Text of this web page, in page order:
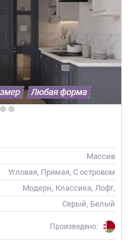
Массив
Угловая, Прямая, С островом
Модерн, Классика, Лофт,
Скандинавский, Неоклассика,
Современные
Серый, Белый
Произведено: